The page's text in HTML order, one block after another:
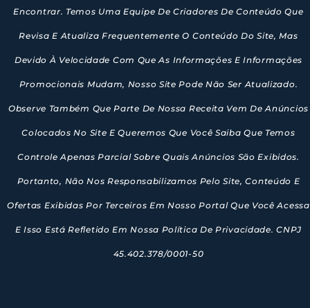
Encontrar. Temos Uma Equipe De Criadores De Conteúdo Que
Revisa E Atualiza Frequentemente O Conteúdo Do Site, Mas
Devido À Velocidade Com Que As Informações E Informações
Promocionais Mudam, Nosso Site Pode Não Ser Atualizado.
Observe Também Que Parte De Nossa Receita Vem De Anúncios
Colocados No Site E Queremos Que Você Saiba Que Temos
Controle Apenas Parcial Sobre Quais Anúncios São Exibidos.
Portanto, Não Nos Responsabilizamos Pelo Site, Conteúdo E
Ofertas Exibidas Por Terceiros Em Nosso Portal Que Você Acessa
E Isso Está Refletido Em Nossa Política De Privacidade. CNPJ
45.402.378/0001-50